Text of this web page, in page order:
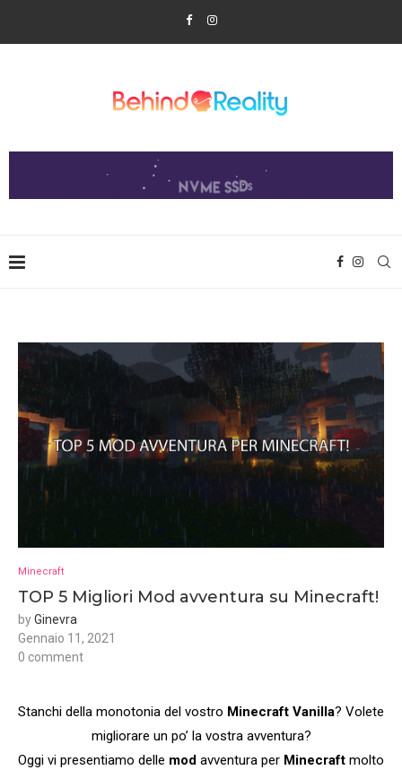
Minecraft
TOP 5 Migliori Mod avventura su Minecraft!
byGinevra
Gennaio 11, 2021
0 comment
Stanchi della monotonia del vostro Minecraft Vanilla? Volete
migliorare un po’ la vostra avventura?
Oggi vi presentiamo delle mod avventura per Minecraft molto